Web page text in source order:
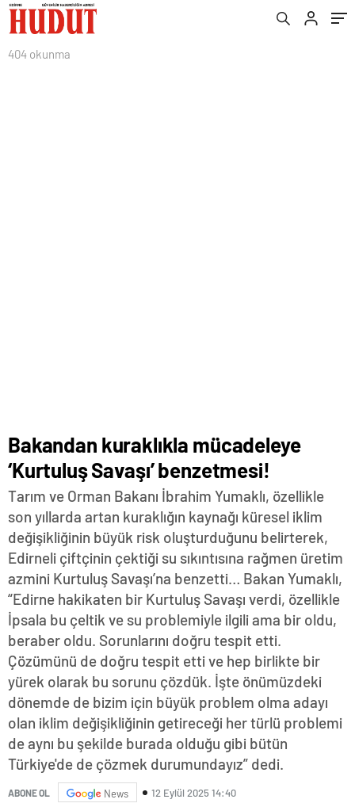
404 okunma
Bakandan kuraklıkla mücadeleye
‘Kurtuluş Savaşı’ benzetmesi!
Tarım ve Orman Bakanı İbrahim Yumaklı, özellikle
son yıllarda artan kuraklığın kaynağı küresel iklim
değişikliğinin büyük risk oluşturduğunu belirterek,
Edirneli çiftçinin çektiği su sıkıntısına rağmen üretim
azmini Kurtuluş Savaşı’na benzetti… Bakan Yumaklı,
“Edirne hakikaten bir Kurtuluş Savaşı verdi, özellikle
İpsala bu çeltik ve su problemiyle ilgili ama bir oldu,
beraber oldu. Sorunlarını doğru tespit etti.
Çözümünü de doğru tespit etti ve hep birlikte bir
yürek olarak bu sorunu çözdük. İşte önümüzdeki
dönemde de bizim için büyük problem olma adayı
olan iklim değişikliğinin getireceği her türlü problemi
de aynı bu şekilde burada olduğu gibi bütün
Türkiye'de de çözmek durumundayız” dedi.
ABONE OL News 12 Eylül 2025 14:40